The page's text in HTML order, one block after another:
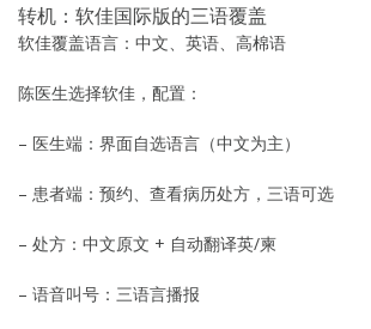
转机：软佳国际版的三语覆盖
软佳覆盖语言：中文、英语、高棉语
陈医生选择软佳，配置：
– 医生端：界面自选语言（中文为主）
– 患者端：预约、查看病历处方，三语可选
– 处方：中文原文 + 自动翻译英/柬
– 语音叫号：三语言播报